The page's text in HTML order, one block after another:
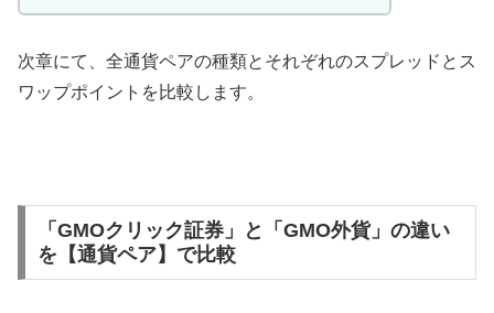
次章にて、全通貨ペアの種類とそれぞれのスプレッドとス
ワップポイントを比較します。
「GMOクリック証券」と「GMO外貨」の違い
を【通貨ペア】で比較